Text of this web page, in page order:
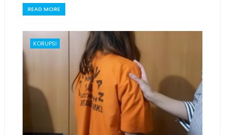
READ MORE
KORUPSI